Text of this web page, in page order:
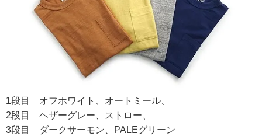
1段目 オフホワイト、オートミール、
2段目 ヘザーグレー、ストロー、
3段目 ダークサーモン、PALEグリーン